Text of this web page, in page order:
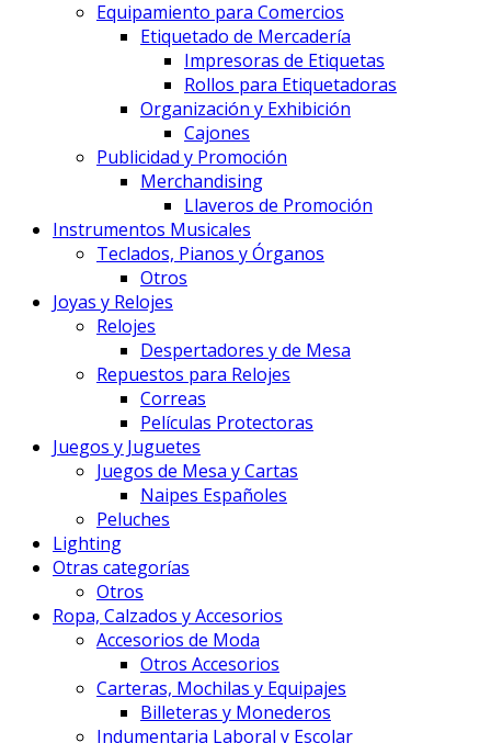
Equipamiento para Comercios
Etiquetado de Mercadería
Impresoras de Etiquetas
Rollos para Etiquetadoras
Organización y Exhibición
Cajones
Publicidad y Promoción
Merchandising
Llaveros de Promoción
Instrumentos Musicales
Teclados, Pianos y Órganos
Otros
Joyas y Relojes
Relojes
Despertadores y de Mesa
Repuestos para Relojes
Correas
Películas Protectoras
Juegos y Juguetes
Juegos de Mesa y Cartas
Naipes Españoles
Peluches
Lighting
Otras categorías
Otros
Ropa, Calzados y Accesorios
Accesorios de Moda
Otros Accesorios
Carteras, Mochilas y Equipajes
Billeteras y Monederos
Indumentaria Laboral y Escolar